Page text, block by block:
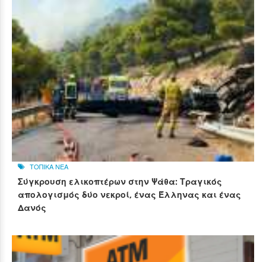
ΤΟΠΙΚΑ ΝΕΑ
Σύγκρουση ελικοπτέρων στην Ψάθα: Τραγικός
απολογισμός δύο νεκροί, ένας Έλληνας και ένας
Δανός